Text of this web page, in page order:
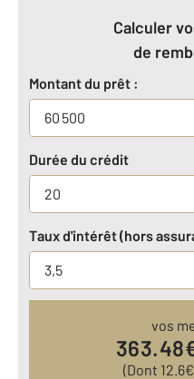
Calculer
de
Montant du prêt :
Durée du crédit
Taux d'intérêt (hors
vos
363.48
(Dont 12.6